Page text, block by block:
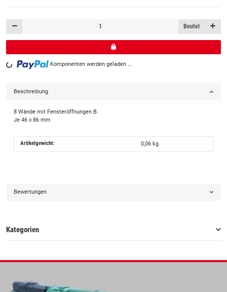
Beutel
Loading... Komponenten werden geladen ...
Beschreibung
8 Wände mit Fensteröffnungen B.
Je 46 x 86 mm
Artikelgewicht: 0,06 kg
Bewertungen
Kategorien